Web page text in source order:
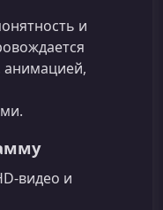
и
анимацией,
и